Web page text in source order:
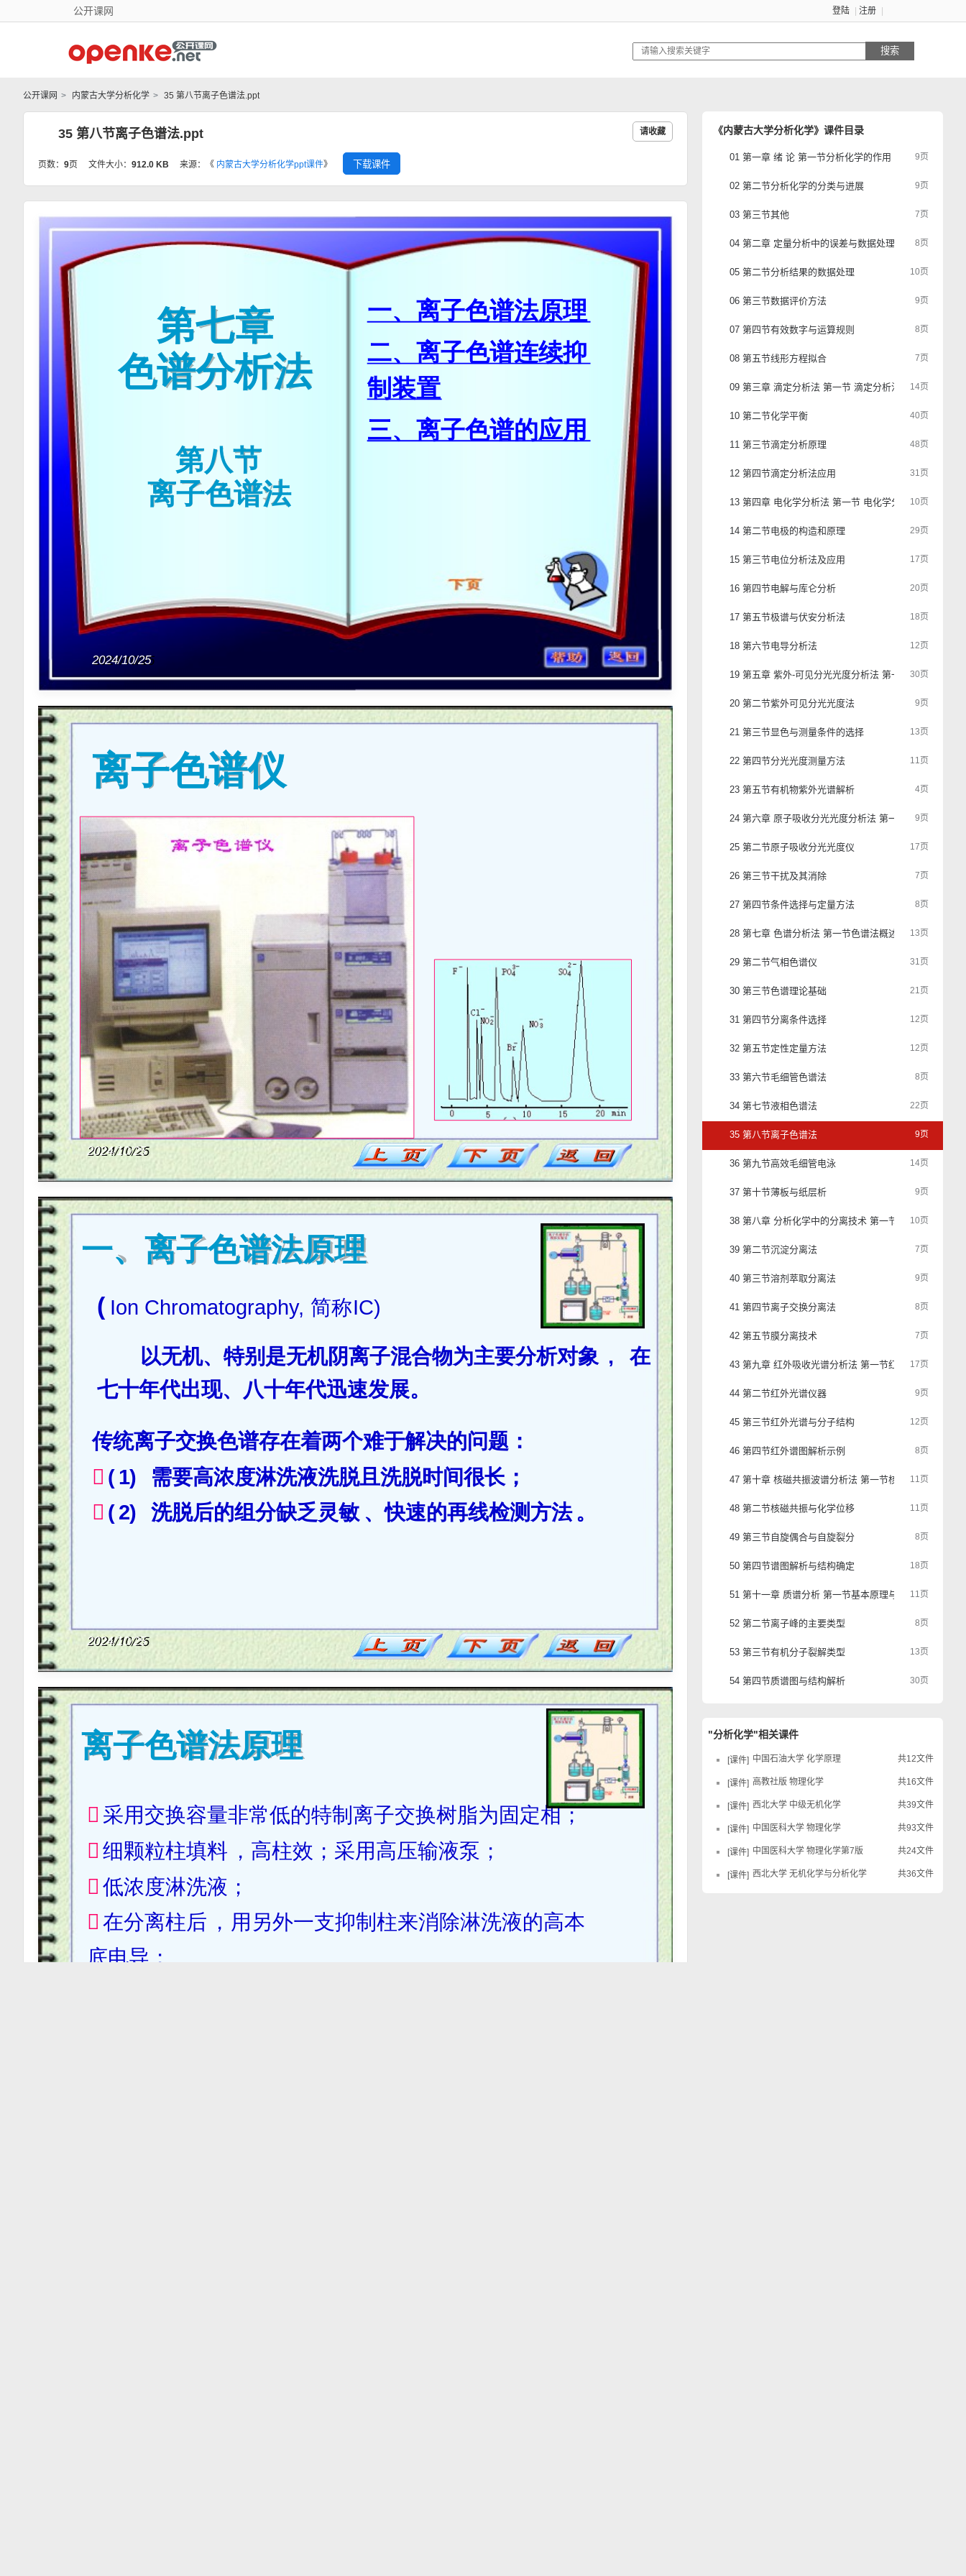
搜索
公开课网 内蒙古大学分析化学 35 第八节离子色谱法.ppt
35 第八节离子色谱法.ppt 请收藏
页数： 9页 文件大小： 912.0 KB 来源：《 内蒙古大学分析化学ppt课件》 下载课件
《内蒙古大学分析化学》课件目录
01 第一章 绪 论 第一节分析化学的作用 9页
02 第二节分析化学的分类与进展 9页
03 第三节其他 7页
04 第二章 定量分析中的误差与数据处理 第一节定量分析
8页
05 第二节分析结果的数据处理 10页
06 第三节数据评价方法 9页
07 第四节有效数字与运算规则 8页
08 第五节线形方程拟合 7页
09 第三章 滴定分析法 第一节 滴定分析法概述14页
10 第二节化学平衡 40页
11 第三节滴定分析原理 48页
12 第四节滴定分析法应用 31页
13 第四章 电化学分析法 第一节 电化学分析法概述
10页
14 第二节电极的构造和原理 29页
15 第三节电位分析法及应用 17页
16 第四节电解与库仑分析 20页
17 第五节极谱与伏安分析法 18页
18 第六节电导分析法 12页
19 第五章 紫外-可见分光光度分析法 第一节光度法基本
30页
20 第二节紫外可见分光光度法 9页
21 第三节显色与测量条件的选择 13页
22 第四节分光光度测量方法 11页
23 第五节有机物紫外光谱解析 4页
24 第六章 原子吸收分光光度分析法 第一节原子吸收分析
9页
25 第二节原子吸收分光光度仪 17页
26 第三节干扰及其消除 7页
27 第四节条件选择与定量方法 8页
28 第七章 色谱分析法 第一节色谱法概述 13页
29 第二节气相色谱仪 31页
30 第三节色谱理论基础 21页
31 第四节分离条件选择 12页
32 第五节定性定量方法 12页
33 第六节毛细管色谱法 8页
34 第七节液相色谱法 22页
35 第八节离子色谱法 9页
36 第九节高效毛细管电泳 14页
37 第十节薄板与纸层析 9页
38 第八章 分析化学中的分离技术 第一节概述10页
39 第二节沉淀分离法 7页
40 第三节溶剂萃取分离法 9页
41 第四节离子交换分离法 8页
42 第五节膜分离技术 7页
43 第九章 红外吸收光谱分析法 第一节红外基本原理
17页
44 第二节红外光谱仪器 9页
45 第三节红外光谱与分子结构 12页
46 第四节红外谱图解析示例 8页
47 第十章 核磁共振波谱分析法 第一节核磁共振基本原理
11页
48 第二节核磁共振与化学位移 11页
49 第三节自旋偶合与自旋裂分 8页
50 第四节谱图解析与结构确定 18页
51 第十一章 质谱分析 第一节基本原理与质谱仪
11页
52 第二节离子峰的主要类型 8页
53 第三节有机分子裂解类型 13页
54 第四节质谱图与结构解析 30页
"分析化学"相关课件
课件 中国石油大学 化学原理 共12文件
课件 高教社版 物理化学 共16文件
课件 西北大学 中级无机化学 共39文件
课件 中国医科大学 物理化学 共93文件
课件 中国医科大学 物理化学第7版 共24文件
课件 西北大学 无机化学与分析化学 共36文件
公开课网 登陆 注册